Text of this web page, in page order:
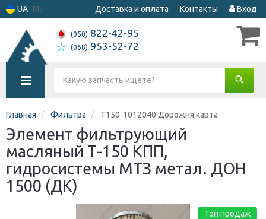
UA RU Доставка и оплата Контакты Вход
(050) 822-42-95
(068) 953-52-72
Главная Фильтра Т150-1012040 Дорожня карта
Элемент фильтрующий
масляный Т-150 КПП,
гидросистемы МТЗ метал. ДОН
1500 (ДК)
Топ продаж